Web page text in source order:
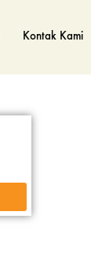
Kontak Kami